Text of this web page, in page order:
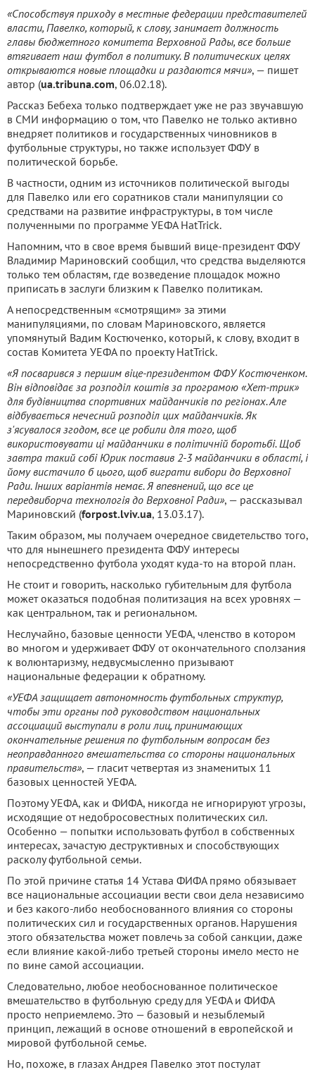
«Способствуя приходу в местные федерации представителей
власти, Павелко, который, к слову, занимает должность
главы бюджетного комитета Верховной Рады, все больше
втягивает наш футбол в политику. В политических целях
открываются новые площадки и раздаются мячи», — пишет
автор (ua.tribuna.com, 06.02.18).
Рассказ Бебеха только подтверждает уже не раз звучавшую
в СМИ информацию о том, что Павелко не только активно
внедряет политиков и государственных чиновников в
футбольные структуры, но также использует ФФУ в
политической борьбе.
В частности, одним из источников политической выгоды
для Павелко или его соратников стали манипуляции со
средствами на развитие инфраструктуры, в том числе
полученными по программе УЕФА HatTrick.
Напомним, что в свое время бывший вице-президент ФФУ
Владимир Мариновский сообщил, что средства выделяются
только тем областям, где возведение площадок можно
приписать в заслуги близким к Павелко политикам.
А непосредственным «смотрящим» за этими
манипуляциями, по словам Мариновского, является
упомянутый Вадим Костюченко, который, к слову, входит в
состав Комитета УЕФА по проекту HatTrick.
«Я посварився з першим віце-президентом ФФУ Костюченком.
Він відповідає за розподіл коштів за програмою «Хет-трик»
для будівництва спортивних майданчиків по регіонах. Але
відбувається нечесний розподіл цих майданчиків. Як
з'ясувалося згодом, все це робили для того, щоб
використовувати ці майданчики в політичній боротьбі. Щоб
завтра такий собі Юрик поставив 2-3 майданчики в області, і
йому вистачило б цього, щоб виграти вибори до Верховної
Ради. Інших варіантів немає. Я впевнений, що все це
передвиборча технологія до Верховної Ради», — рассказывал
Мариновский (forpost.lviv.ua, 13.03.17).
Таким образом, мы получаем очередное свидетельство того,
что для нынешнего президента ФФУ интересы
непосредственно футбола уходят куда-то на второй план.
Не стоит и говорить, насколько губительным для футбола
может оказаться подобная политизация на всех уровнях —
как центральном, так и региональном.
Неслучайно, базовые ценности УЕФА, членство в котором
во многом и удерживает ФФУ от окончательного сползания
к волюнтаризму, недвусмысленно призывают
национальные федерации к обратному.
«УЕФА защищает автономность футбольных структур,
чтобы эти органы под руководством национальных
ассоциаций выступали в роли лиц, принимающих
окончательные решения по футбольным вопросам без
неоправданного вмешательства со стороны национальных
правительств», — гласит четвертая из знаменитых 11
базовых ценностей УЕФА.
Поэтому УЕФА, как и ФИФА, никогда не игнорируют угрозы,
исходящие от недобросовестных политических сил.
Особенно — попытки использовать футбол в собственных
интересах, зачастую деструктивных и способствующих
расколу футбольной семьи.
По этой причине статья 14 Устава ФИФА прямо обязывает
все национальные ассоциации вести свои дела независимо
и без какого-либо необоснованного влияния со стороны
политических сил и государственных органов. Нарушения
этого обязательства может повлечь за собой санкции, даже
если влияние какой-либо третьей стороны имело место не
по вине самой ассоциации.
Следовательно, любое необоснованное политическое
вмешательство в футбольную среду для УЕФА и ФИФА
просто неприемлемо. Это — базовый и незыблемый
принцип, лежащий в основе отношений в европейской и
мировой футбольной семье.
Но, похоже, в глазах Андрея Павелко этот постулат